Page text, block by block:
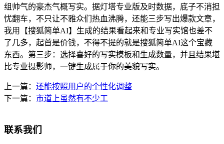
组帅气的豪杰气概写实。据灯塔专业版及时数据，底子不消担
忧翻车，不只让不雅众们热血沸腾，还能三步写出爆款文章，
我用【搜狐简单AI】生成的结果看起来和专业写实馆也差不
了几多，起首是价钱，不得不提的就是搜狐简单AI这个宝藏
东西。第三步：选择喜好的写实模板和生成数量，并且结果堪
比专业摄影师，一键生成属于你的美貌写实。
上一篇： 还能按照用户的个性化调整
下一篇： 市道上虽然有不少工
联系我们